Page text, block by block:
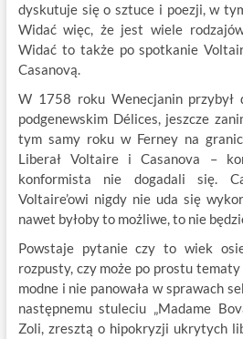
dyskutuje się o sztuce i poezji, w
Widać więc, że jest wiele
Widać to także po spotkanie
Casanovą.
W 1758 roku Wenecjanin przybył
podgenewskim Délices, jeszcze
tym samy roku w Ferney na
Liberał Voltaire i Casanova –
konformista nie dogadali się.
Voltaire’owi nigdy nie uda się
nawet byłoby to możliwe, to nie
Powstaje pytanie czy to wiek
rozpusty, czy może po prostu
modne i nie panowała w sprawach
następnemu stuleciu „Madame
Zoli, zresztą o hipokryzji ukrytych